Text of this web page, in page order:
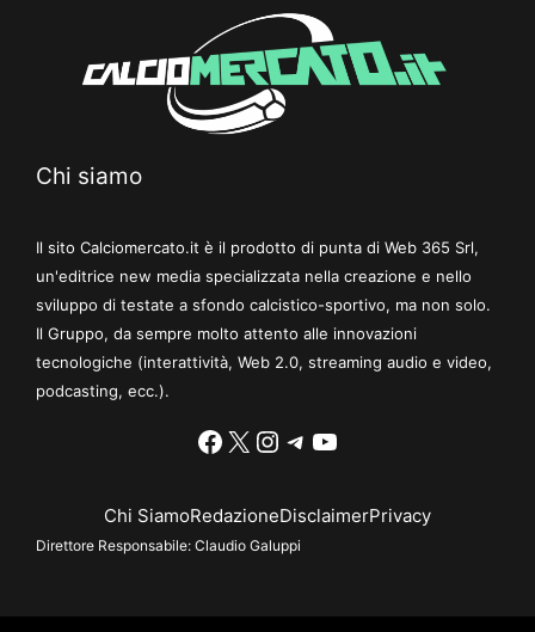
Chi siamo
Il sito Calciomercato.it è il prodotto di punta di Web 365 Srl,
un'editrice new media specializzata nella creazione e nello
sviluppo di testate a sfondo calcistico-sportivo, ma non solo.
Il Gruppo, da sempre molto attento alle innovazioni
tecnologiche (interattività, Web 2.0, streaming audio e video,
podcasting, ecc.).
Facebook
X Instagram
Telegram
YouTube
Chi SiamoRedazioneDisclaimerPrivacy
Direttore Responsabile: Claudio Galuppi